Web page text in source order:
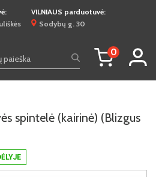
VILNIAUS parduotuvė:
Sodybų g. 30
0
spintelė (kairinė) (Blizgus